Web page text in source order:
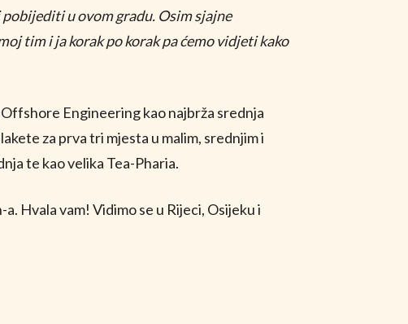
u ovom gradu. Osim sjajne
tim i ja korak po korak pa ćemo vidjeti kako
Engineering kao najbrža srednja
za prva tri mjesta u malim, srednjim i
te kao velika Tea-Pharia.
Hvala vam! Vidimo se u Rijeci, Osijeku i